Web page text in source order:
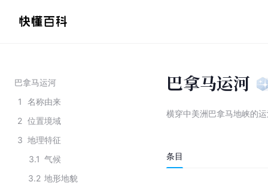
巴拿马运河
1
名称由来
2 位置境域
3 地理特征
3.1 气候
3.2 地形地貌
巴拿马运河
横穿中美洲巴拿马地峡的
条目